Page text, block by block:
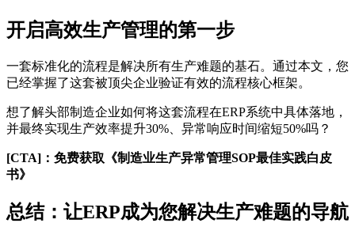
开启高效生产管理的第一步
一套标准化的流程是解决所有生产难题的基石。通过本文，您
已经掌握了这套被顶尖企业验证有效的流程核心框架。
想了解头部制造企业如何将这套流程在ERP系统中具体落地，
并最终实现生产效率提升30%、异常响应时间缩短50%吗？
[CTA]：免费获取《制造业生产异常管理SOP最佳实践白皮
书》
总结：让ERP成为您解决生产难题的导航